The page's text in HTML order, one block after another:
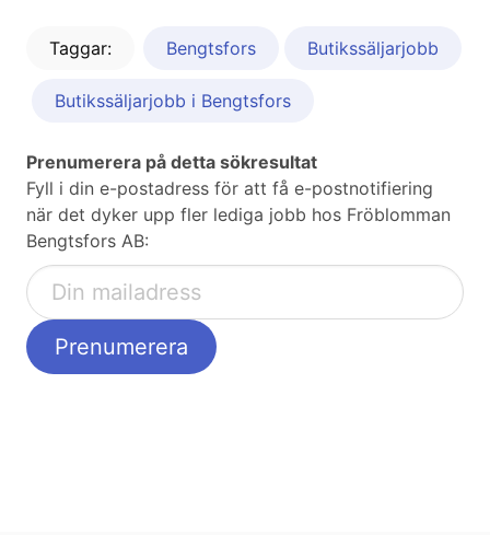
Taggar: Bengtsfors Butikssäljarjobb
Butikssäljarjobb i Bengtsfors
Prenumerera på detta sökresultat
Fyll i din e-postadress för att få e-postnotifiering
när det dyker upp fler lediga jobb hos Fröblomman
Bengtsfors AB: